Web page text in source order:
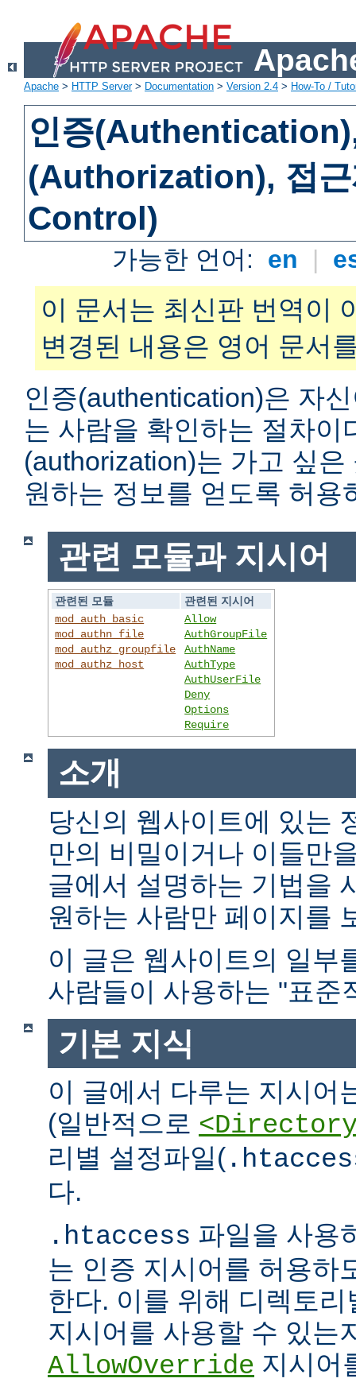
Apache > HTTP Server> Documentation > Version 2.4 > How-To /
인증
(Authorization), 접
Control)
가능한 언어: en |
이 문서는 최신판 번역이
변경된 내용은 영어 문서
인증(authentication)은 자
는 사람을 확인하는 절차이
(authorization)는 가고 싶
원하는 정보를 얻도록 허용
관련 모듈과 지시어
관련된 모듈
관련된 지시어
mod_auth_basic
mod_authn_file
mod_authz_groupfile
mod_authz_host
Allow
AuthGroupFile
AuthName
AuthType
AuthUserFile
Deny
Options
Require
소개
당신의 웹사이트에 있는
만의 비밀이거나 이들만
글에서 설명하는 기법을
원하는 사람만 페이지를
이 글은 웹사이트의 일부
사람들이 사용하는 "표준
기본 지식
이 글에서 다루는 지시어
(일반적으로
리별 설정파일(
다.
.htaccess 파일을 사용
는 인증 지시어를 허용하
한다. 이를 위해 디렉토
지시어를 사용할 수 있는
AllowOverride 지시어